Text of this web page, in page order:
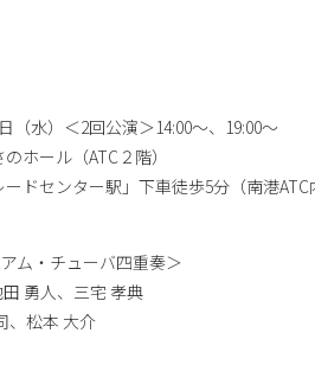
（水）＜2回公演＞14:00～、19:00～
ホール（ATC２階）
ドセンター駅」下車徒歩5分（南港ATC
ム・チューバ四重奏＞
勇人、三宅 孝典
、松本 大介